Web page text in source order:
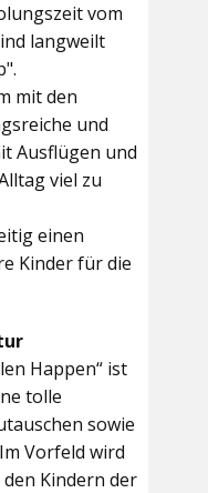
vom
langweilt
mit den
und
Ausflügen und
viel zu
einen
Kinder für die
Happen“ ist
tolle
sowie
Vorfeld wird
Kindern der